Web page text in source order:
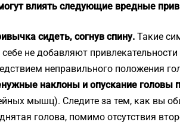
влиять следующие вредные
сидеть, согнув спину. Такие
себе не добавляют
неправильного положения
наклоны и опускание головы
мышц). Следите за тем, как вы
голова, помимо отсутствия